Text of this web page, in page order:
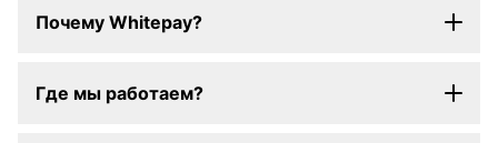
Почему Whitepay?
Где мы работаем?